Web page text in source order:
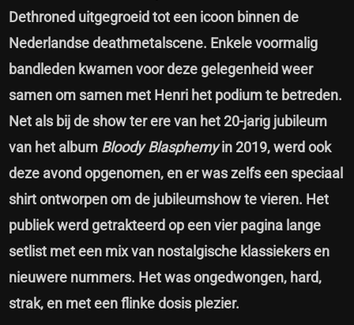
Dethroned uitgegroeid tot een icoon binnen de
Nederlandse deathmetalscene. Enkele voormalig
bandleden kwamen voor deze gelegenheid weer
samen om samen met Henri het podium te betreden.
Net als bij de show ter ere van het 20-jarig jubileum
van het album Bloody Blasphemyin 2019, werd ook
deze avond opgenomen, en er was zelfs een speciaal
shirt ontworpen om de jubileumshow te vieren. Het
publiek werd getrakteerd op een vier pagina lange
setlist met een mix van nostalgische klassiekers en
nieuwere nummers. Het was ongedwongen, hard,
strak, en met een flinke dosis plezier.